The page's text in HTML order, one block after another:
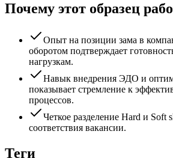
Почему этот образец
Опыт на позиции зама в
оборотом подтверждает
нагрузкам.
Навык внедрения ЭДО и
показывает стремление к
процессов.
Четкое разделение Hard и Soft
соответствия вакансии.
Теги